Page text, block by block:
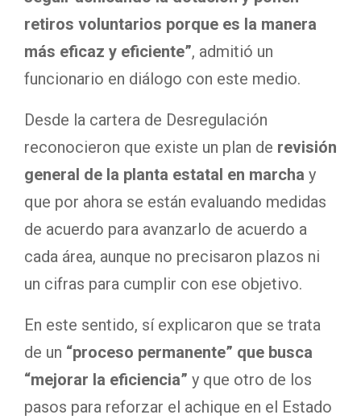
retiros voluntarios porque es la manera
más eficaz y eficiente”, admitió un
funcionario en diálogo con este medio.
Desde la cartera de Desregulación
reconocieron que existe un plan de revisión
general de la planta estatal en marcha y
que por ahora se están evaluando medidas
de acuerdo para avanzarlo de acuerdo a
cada área, aunque no precisaron plazos ni
un cifras para cumplir con ese objetivo.
En este sentido, sí explicaron que se trata
de un “proceso permanente” que busca
“mejorar la eficiencia” y que otro de los
pasos para reforzar el achique en el Estado